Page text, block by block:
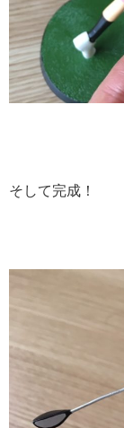
そして完成！